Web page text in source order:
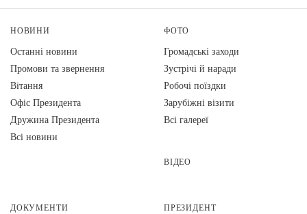
НОВИНИ
Останні новини
Промови та звернення
Вiтання
Офіс Президента
Дружина Президента
Всі новини
ФОТО
Громадські заходи
Зустрічі й наради
Робочі поїздки
Зарубіжні візити
Всі галереї
ВІДЕО
ДОКУМЕНТИ ПРЕЗИДЕНТ